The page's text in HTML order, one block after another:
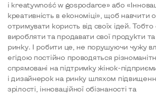
i kreatywność w gospodarce» або
креативність в економіці», щоб навчити
отримувати користь від своїх ідей. Тобто
виробляти та продавати свої продукти
ринку. І робити це, не порушуючи чужу
егідою постійно проводяться
спрямовані на підтримку жінок-
і дизайнерок на ринку шляхом
зрілості, інноваційної обізнаності та